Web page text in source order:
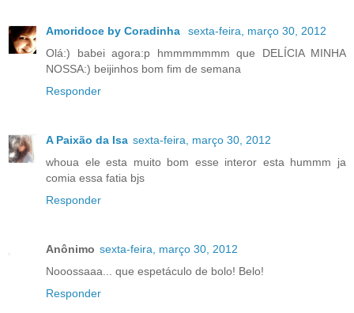
Amoridoce by Coradinha
sexta-feira, março 30, 2012
Olá:) babei agora:p hmmmmmmm que DELÍCIA MINHA
NOSSA:) beijinhos bom fim de semana
Responder
A Paixão da Isa sexta-feira, março 30, 2012
whoua ele esta muito bom esse interor esta hummm ja
comia essa fatia bjs
Responder
Anônimo sexta-feira, março 30, 2012
Nooossaaa... que espetáculo de bolo! Belo!
Responder